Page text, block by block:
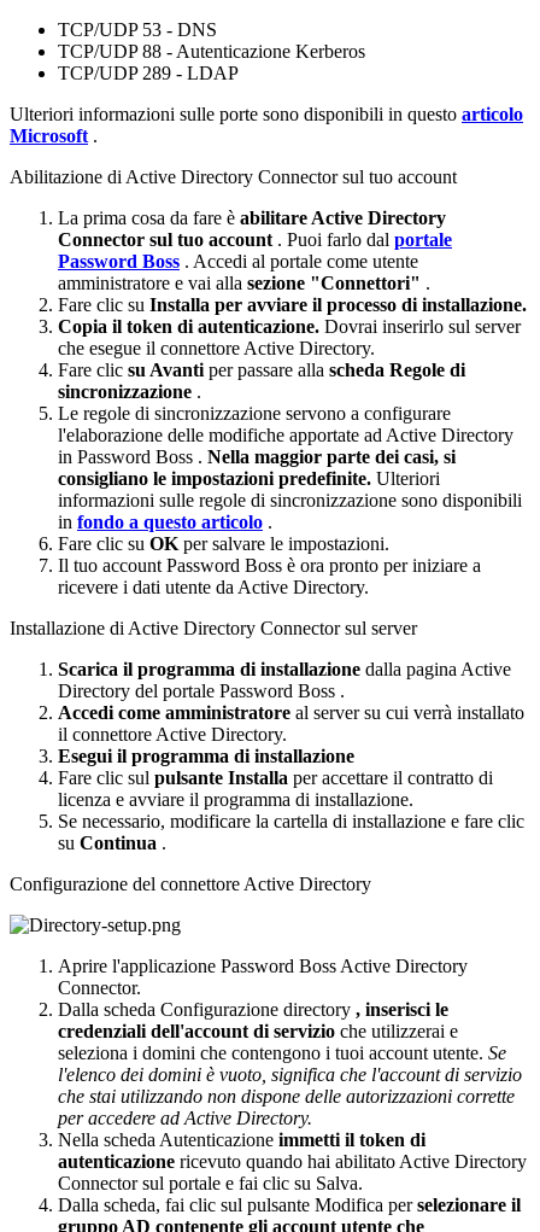
TCP/UDP 53 - DNS
TCP/UDP 88 - Autenticazione Kerberos
TCP/UDP 289 - LDAP
Ulteriori informazioni sulle porte sono disponibili in questo articolo
Microsoft .
Abilitazione di Active Directory Connector sul tuo account
La prima cosa da fare è abilitare Active Directory
Connector sul tuo account . Puoi farlo dal portale
Password Boss . Accedi al portale come utente
amministratore e vai alla sezione "Connettori" .
Fare clic su Installa per avviare il processo di installazione.
Copia il token di autenticazione. Dovrai inserirlo sul server
che esegue il connettore Active Directory.
Fare clic su Avanti per passare alla scheda Regole di
sincronizzazione .
Le regole di sincronizzazione servono a configurare
l'elaborazione delle modifiche apportate ad Active Directory
in Password Boss . Nella maggior parte dei casi, si
consigliano le impostazioni predefinite. Ulteriori
informazioni sulle regole di sincronizzazione sono disponibili
in fondo a questo articolo .
Fare clic su OK per salvare le impostazioni.
Il tuo account Password Boss è ora pronto per iniziare a
ricevere i dati utente da Active Directory.
Installazione di Active Directory Connector sul server
Scarica il programma di installazione dalla pagina Active
Directory del portale Password Boss .
Accedi come amministratore al server su cui verrà installato
il connettore Active Directory.
Esegui il programma di installazione
Fare clic sul pulsante Installa per accettare il contratto di
licenza e avviare il programma di installazione.
Se necessario, modificare la cartella di installazione e fare clic
su Continua .
Configurazione del connettore Active Directory
Aprire l'applicazione Password Boss Active Directory
Connector.
Dalla scheda Configurazione directory , inserisci le
credenziali dell'account di servizio che utilizzerai e
seleziona i domini che contengono i tuoi account utente. Se
l'elenco dei domini è vuoto significa che l'account di servizio
che stai utilizzando non dispone delle autorizzazioni corrette
per accedere ad Active Directory.
Nella scheda Autenticazione immetti il token di
autenticazione ricevuto quando hai abilitato Active Directory
Connector sul portale e fai clic su Salva.
Dalla scheda, fai clic sul pulsante Modifica per selezionare il
gruppo AD contenente gli account utente che